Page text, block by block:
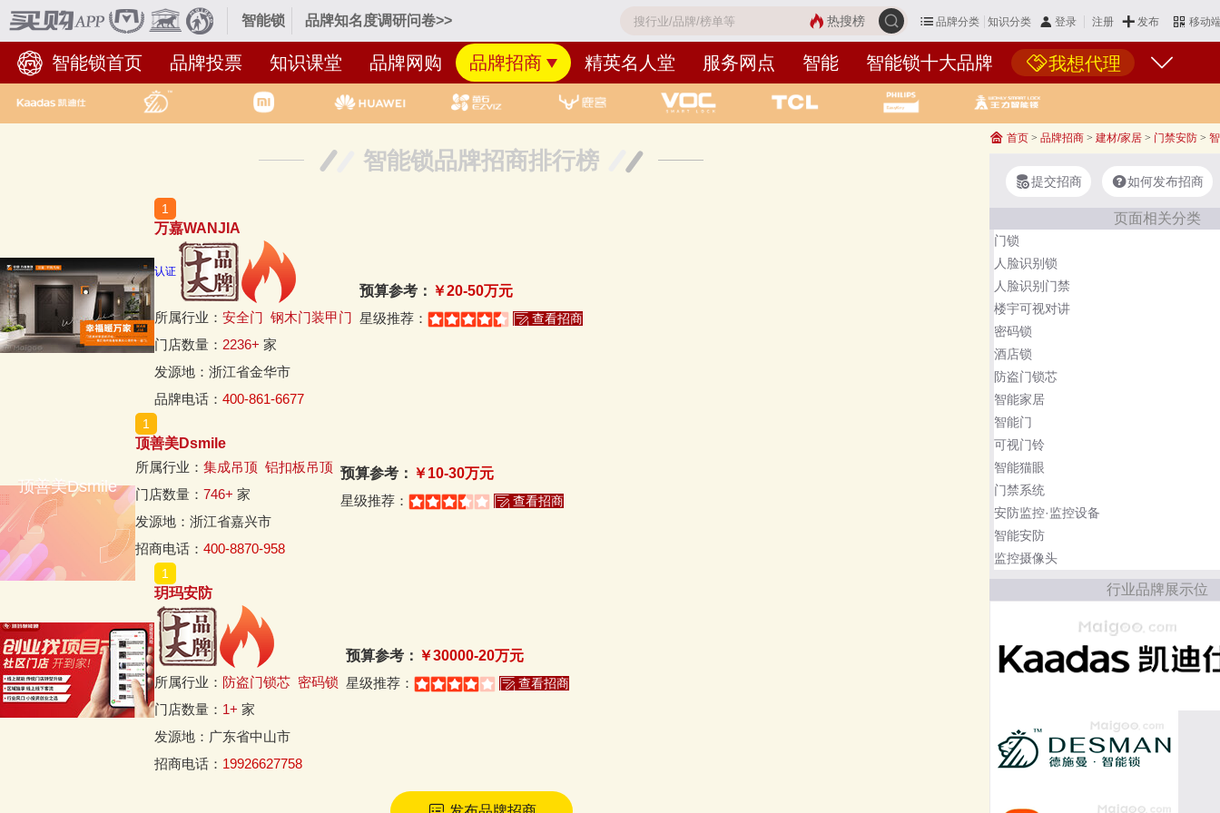
智能锁 品牌知名度调研问卷>> 品牌分类 知识分类 登录 注册 发布 移动
热搜榜
智能锁首页 品牌投票 知识课堂 品牌网购 品牌招商 精英名人堂 服务网点 智能 我想代理
智能锁十大品牌
智能锁品牌招商排行榜
万嘉WANJIA
认证
所属行业： 安全门 钢木门装甲门
门店数量： 2236+ 家
发源地：浙江省金华市
品牌电话： 400-861-6677
预算参考： ￥20-50万元
星级推荐：
查看招商
顶善美Dsmile
顶善美Dsmile
所属行业： 集成吊顶 铝扣板吊顶
门店数量： 746+ 家
发源地：浙江省嘉兴市
招商电话： 400-8870-958
预算参考： ￥10-30万元
星级推荐：
查看招商
玥玛安防
所属行业： 防盗门锁芯 密码锁
门店数量： 1+ 家
发源地：广东省中山市
招商电话： 19926627758
预算参考： ￥30000-20万元
星级推荐：
查看招商
首页 > 品牌招商 > 建材/家居 > 门禁安防 >
提交招商 如何发布招商
页面相关分类
门锁
人脸识别锁
人脸识别门禁
楼宇可视对讲
密码锁
酒店锁
防盗门锁芯
智能家居
智能门
可视门铃
智能猫眼
门禁系统
安防监控·监控设备
智能安防
监控摄像头
行业品牌展示位